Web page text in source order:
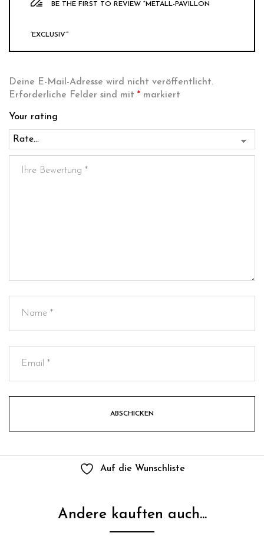
BE THE FIRST TO REVIEW “METALL-PAVILLON
‘EXCLUSIV’”
Deine E-Mail-Adresse wird nicht veröffentlicht.
Erforderliche Felder sind mit * markiert
Your rating
Auf die Wunschliste
Andere kauften auch...